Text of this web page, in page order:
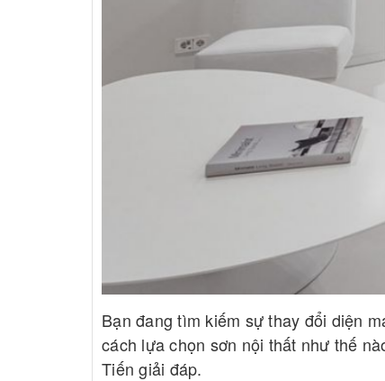
Bạn đang tìm kiếm sự thay đổi diện
cách lựa chọn sơn nội thất như thế
Tiến giải đáp.